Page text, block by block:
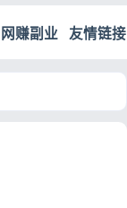
网赚副业 友情链接